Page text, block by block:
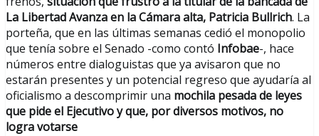
La Libertad Avanza en la Cámara alta, Patricia Bullrich. La
porteña, que en las últimas semanas cedió el monopolio
que tenía sobre el Senado -como contó Infobae-, hace
números entre dialoguistas que ya avisaron que no
estarán presentes y un potencial regreso que ayudaría al
oficialismo a descomprimir una mochila pesada de leyes
que pide el Ejecutivo y que, por diversos motivos, no
logra votarse